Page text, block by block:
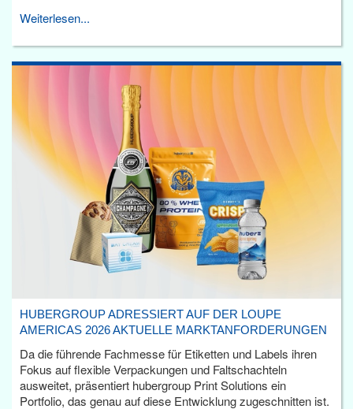
Weiterlesen...
HUBERGROUP ADRESSIERT AUF DER LOUPE
AMERICAS 2026 AKTUELLE MARKTANFORDERUNGEN
Da die führende Fachmesse für Etiketten und Labels ihren
Fokus auf flexible Verpackungen und Faltschachteln
ausweitet, präsentiert hubergroup Print Solutions ein
Portfolio, das genau auf diese Entwicklung zugeschnitten ist.